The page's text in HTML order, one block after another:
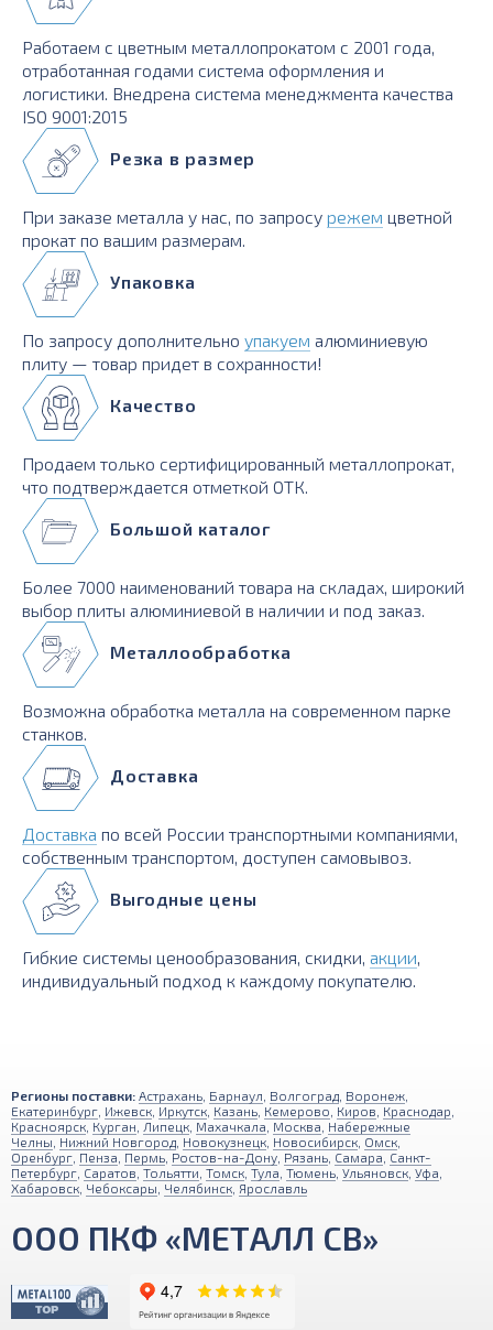
Работаем с цветным металлопрокатом с 2001 года,
отработанная годами система оформления и
логистики. Внедрена система менеджмента качества
ISO 9001:2015
Резка в размер
При заказе металла у нас, по запросу режем цветной
прокат по вашим размерам.
Упаковка
По запросу дополнительно упакуем алюминиевую
плиту — товар придет в сохранности!
Качество
Продаем только сертифицированный металлопрокат,
что подтверждается отметкой ОТК.
Большой каталог
Более 7000 наименований товара на складах, широкий
выбор плиты алюминиевой в наличии и под заказ.
Металлообработка
Возможна обработка металла на современном парке
станков.
Доставка
Доставка по всей России транспортными компаниями,
собственным транспортом, доступен самовывоз.
Выгодные цены
Гибкие системы ценообразования, скидки, акции,
индивидуальный подход к каждому покупателю.
Регионы поставки: Астрахань Барнаул Волгоград Воронеж
Екатеринбург Ижевск Иркутск Казань Кемерово Киров Краснодар
Красноярск Курган Липецк Махачкала Москва Набережные
Челны Нижний Новгород Новокузнецк Новосибирск Омск
Оренбург Пенза Пермь Ростов-на-Дону Рязань Самара Санкт-
Петербург Саратов Тольятти Томск Тула Тюмень Ульяновск Уфа
Хабаровск Чебоксары Челябинск Ярославль
ООО ПКФ «МЕТАЛЛ СВ»